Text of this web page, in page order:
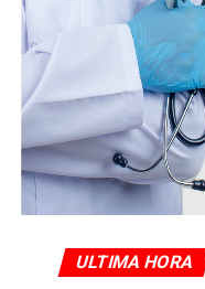
ULTIMA HORA